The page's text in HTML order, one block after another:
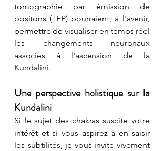
tomographie par émission de
positons (TEP) pourraient, à l'avenir,
permettre de visualiser en temps réel
les changements neuronaux
associés à l'ascension de la
Kundalini.
Une perspective holistique sur la
Kundalini
Si le sujet des chakras suscite votre
intérêt et si vous aspirez à en saisir
les subtilités, je vous invite vivement